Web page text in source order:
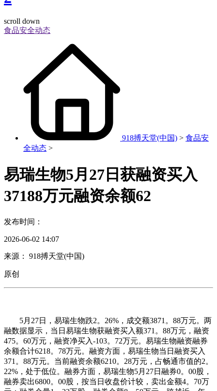
scroll down
食品安全动态
918搏天堂(中国) > 食品安
全动态 >
易瑞生物5月27日获融资买入
37188万元融资余额62
发布时间：
2026-06-02 14:07
来源： 918搏天堂(中国)
原创
5月27日，易瑞生物跌2。26%，成交额3871。88万元。两
融数据显示，当日易瑞生物获融资买入额371。88万元，融资
475。60万元，融资净买入-103。72万元。易瑞生物融资融券
余额合计6218。78万元。融资方面，易瑞生物当日融资买入
371。88万元。当前融资余额6210。28万元，占畅通市值的2。
22%，处于低位。融券方面，易瑞生物5月27日融券0。00股，
融券卖出6800。00股，按当日收盘价计较，卖出金额4。70万